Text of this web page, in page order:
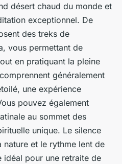
désert chaud du monde et
exceptionnel. De
des treks de
vous permettant de
en pratiquant la pleine
généralement
une expérience
pouvez également
au sommet des
unique. Le silence
et le rythme lent de
idéal pour une retraite de